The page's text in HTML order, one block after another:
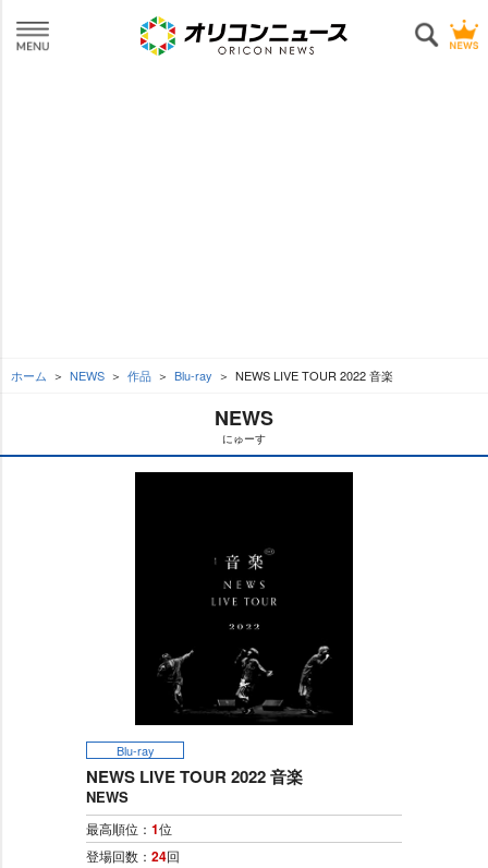
ホーム NEWS 作品 Blu-ray NEWS LIVE TOUR 2022 音楽
NEWS
にゅーす
Blu-ray
NEWS LIVE TOUR 2022 音楽
NEWS
最高順位： 1位
登場回数： 24回